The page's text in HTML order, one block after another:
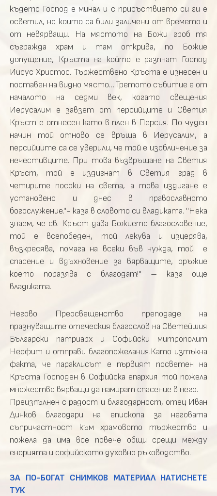
където Господ е минал и с присъствието си ги е
осветил, но които са били заличени от времето и
от невярващи. На мястото на Божи гроб тя
съгражда храм и там открива, по Божие
допущение, Кръста на който е разпнат Господ
Иисус Христос. Тържествено Кръста е изнесен и
поставен на видно място….Третото събитие е от
началото на седми век, когато свещения
Иерусалим е завзет от персийците и Светия
Кръст е отнесен като в плен в Персия. По чуден
начин той отново се връща в Иерусалим, а
персийците са се уверили, че той е изобличение за
нечестивците. При това възвръщане на Светия
Кръст, той е издигнат в Светия град в
четирите посоки на света, а това издигане е
установено и днес в православното
богослужение."- каза в словото си владиката. "Нека
знаем, че св. Кръст дава Божието благословение,
той е всепобеден, той лекува и изцерява,
възкресява, помага на всеки във нужда, той е
спасение и вдъхновение за вярващите, оръжие
което поразява с благодат!" – каза още
владиката.
Негово Преосвещенство преподаде на
празнуващите отеческия благослов на Светейшия
Български патриарх и Софийски митрополит
Неофит и отправи благопожелания.Като изтъкна
факта, че параклисът е първият посветен на
Кръста Господен в Софийска епархия той пожела
множество вярващи да намират спасение в него.
Преизпълнен с радост и благодарност, отец Иван
Динков благодари на епископа за неговата
съпричастност към храмовото тържество и
пожела да има все повече общи срещи между
енорията и софийското духовно ръководство.
ЗА ПО-БОГАТ СНИМКОВ МАТЕРИАЛ НАТИСНЕТЕ
ТУК